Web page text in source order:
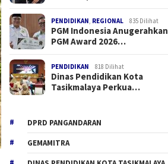
PENDIDIKAN REGIONAL 835 Dilihat
PGM Indonesia Anugerahkan
PGM Award 2026…
PENDIDIKAN 818 Dilihat
Dinas Pendidikan Kota
Tasikmalaya Perkua…
DPRD PANGANDARAN
GEMAMITRA